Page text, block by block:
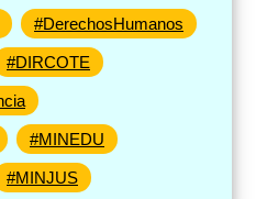
#DerechosHumanos
#DIRCOTE
#MINEDU
#MINJUS